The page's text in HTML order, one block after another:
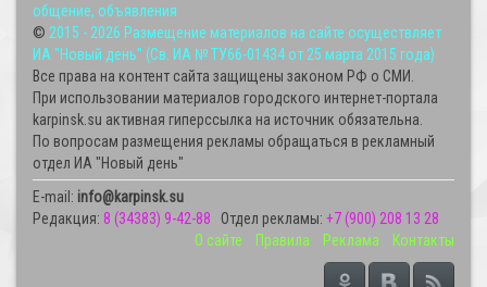
общение, объявления
© 2015 - 2026 Размещение материалов на сайте осуществляет
ИА "Новый день" (Св. ИА № ТУ66-01434 от 25 марта 2015 года)
Все права на контент сайта защищены законом РФ о СМИ.
При использовании материалов городского интернет-портала
karpinsk.su активная гиперссылка на источник обязательна.
По вопросам размещения рекламы обращаться в рекламный
отдел ИА "Новый день"
E-mail: info@karpinsk.su
Редакция: 8 (34383) 9-42-88 Отдел рекламы: +7 (900) 208 13 28
О сайте
Правила Реклама Контакты